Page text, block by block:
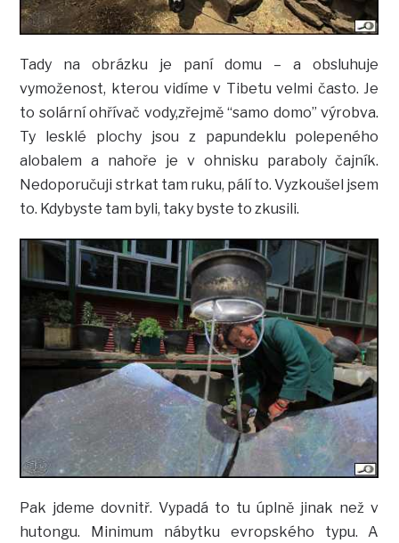
Tady na obrázku je paní domu – a obsluhuje
vymoženost, kterou vidíme v Tibetu velmi často. Je
to solární ohřívač vody,zřejmě “samo domo” výrobva.
Ty lesklé plochy jsou z papundeklu polepeného
alobalem a nahoře je v ohnisku paraboly čajník.
Nedoporučuji strkat tam ruku, pálí to. Vyzkoušel jsem
to. Kdybyste tam byli, taky byste to zkusili.
Pak jdeme dovnitř. Vypadá to tu úplně jinak než v
hutongu. Minimum nábytku evropského typu. A